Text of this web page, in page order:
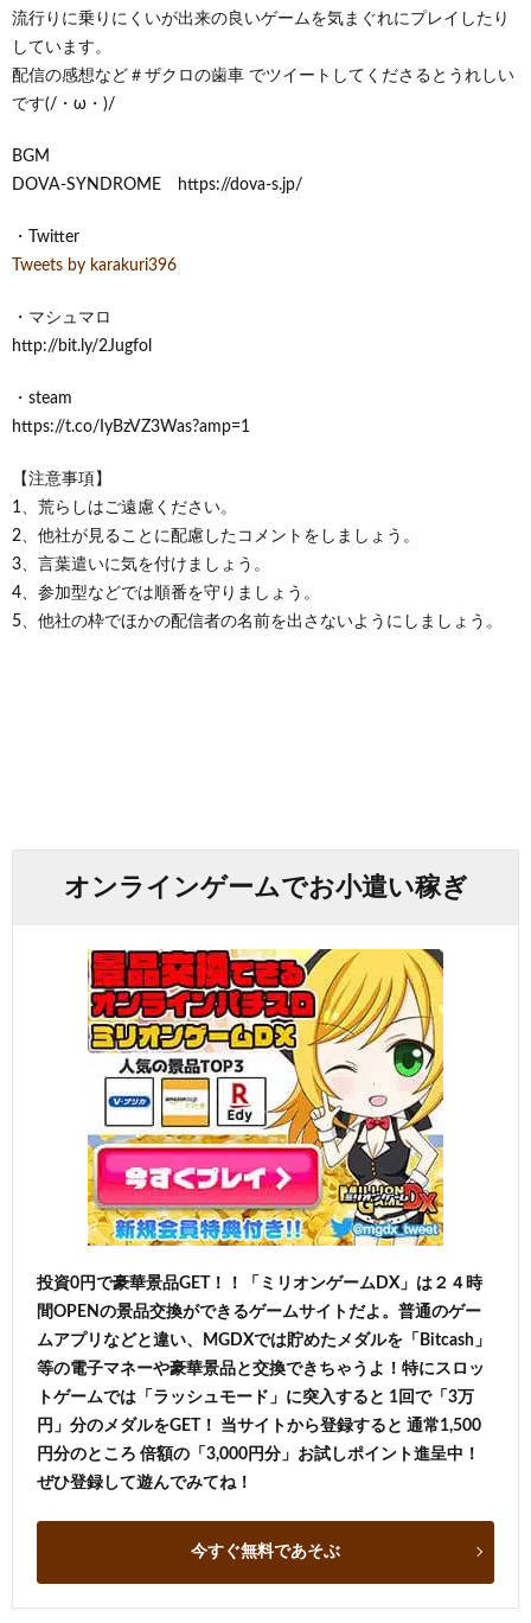
流行りに乗りにくいが出来の良いゲームを気まぐれにプレイしたり
しています。
配信の感想など＃ザクロの歯車 でツイートしてくださるとうれしい
です(/・ω・)/
BGM
DOVA-SYNDROME https://dova-s.jp/
・Twitter
Tweets by karakuri396
・マシュマロ
http://bit.ly/2Jugfol
・steam
https://t.co/IyBzVZ3Was?amp=1
【注意事項】
1、荒らしはご遠慮ください。
2、他社が見ることに配慮したコメントをしましょう。
3、言葉遣いに気を付けましょう。
4、参加型などでは順番を守りましょう。
5、他社の枠でほかの配信者の名前を出さないようにしましょう。
オンラインゲームでお小遣い稼ぎ
投資0円で豪華景品GET！！「ミリオンゲームDX」は２４時
間OPENの景品交換ができるゲームサイトだよ。普通のゲー
ムアプリなどと違い、MGDXでは貯めたメダルを「Bitcash」
等の電子マネーや豪華景品と交換できちゃうよ！特にスロッ
トゲームでは「ラッシュモード」に突入すると 1回で「3万
円」分のメダルをGET！ 当サイトから登録すると 通常1,500
円分のところ 倍額の「3,000円分」お試しポイント進呈中！
ぜひ登録して遊んでみてね！
今すぐ無料であそぶ